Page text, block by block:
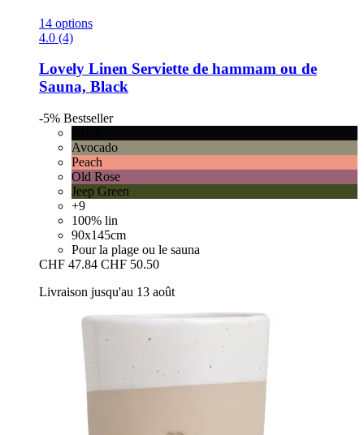
14 options
4.0 (4)
Lovely Linen Serviette de hammam ou de
Sauna, Black
-5% Bestseller
Avocado
Peach
Old Rose
Jeep Green
+9
100% lin
90x145cm
Pour la plage ou le sauna
CHF 47.84 CHF 50.50
Livraison jusqu'au 13 août